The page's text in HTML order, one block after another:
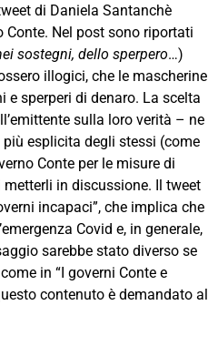
di Daniela Santanchè
Conte. Nel post sono riportati
sostegni, dello sperpero…)
illogici, che le mascherine
sperperi di denaro. La scelta
sulla loro verità – ne
esplicita degli stessi (come
Conte per le misure di
metterli in discussione. Il tweet
incapaci”, che implica che
Covid e, in generale,
sarebbe stato diverso se
in “I governi Conte e
contenuto è demandato al